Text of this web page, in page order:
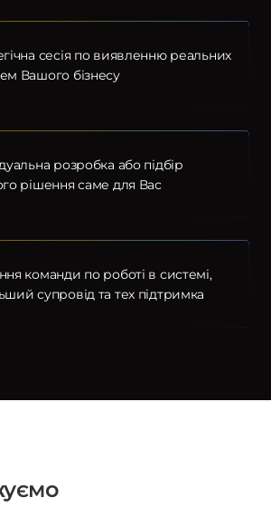
сесія по виявленню реальних
Вашого бізнесу
розробка або підбір
рішення саме для Вас
команди по роботі в системі,
супровід та тех підтримка